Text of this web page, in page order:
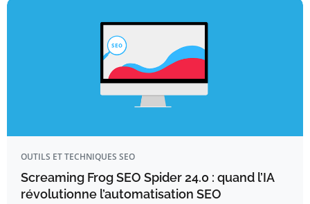
OUTILS ET TECHNIQUES SEO
Screaming Frog SEO Spider 24.0 : quand l’IA
révolutionne l’automatisation SEO